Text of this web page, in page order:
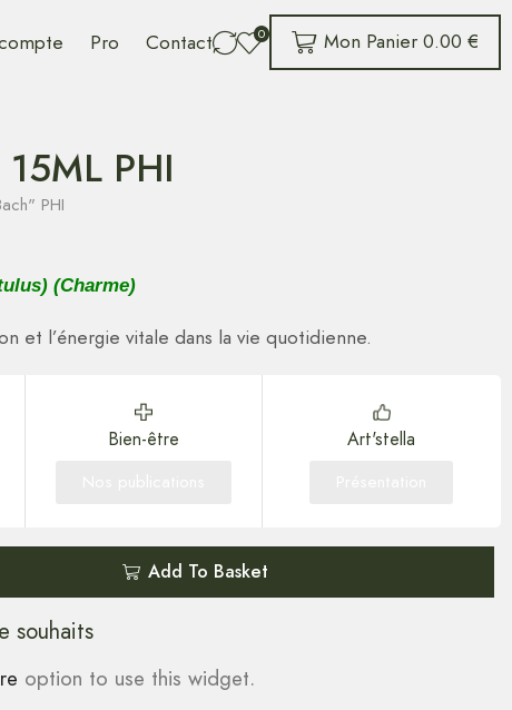
Pro Contact 0 Mon Panier 0.00 €
PHI
PHI
(Charme)
et l’énergie vitale dans la vie quotidienne.
Bien-être Art'stella
Add To Basket
souhaits
option to use this widget.